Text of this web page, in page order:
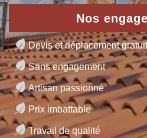
Nos
Devis et déplacement
Sans engagement
Artisan passionné
Prix imbattable
Travail de qualité